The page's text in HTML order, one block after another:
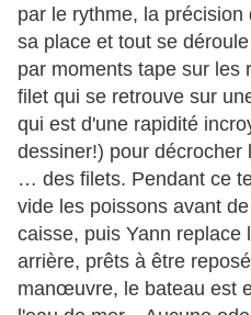
par le rythme, la
sa place et tout se
par moments tape sur les
filet qui se retrouve sur
qui est d'une rapidité
dessiner!) pour décrocher
… des filets. Pendant ce
vide les poissons avant
caisse, puis Yann replace
arrière, prêts à être
manœuvre, le bateau est